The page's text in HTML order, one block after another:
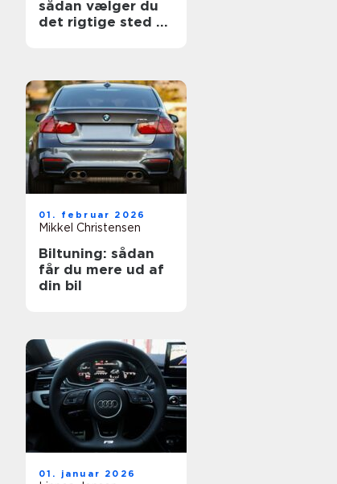
sådan vælger du
det rigtige sted til
01. februar 2026
Mikkel Christensen
Biltuning: sådan
får du mere ud af
din bil
01. januar 2026